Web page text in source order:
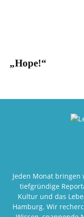
„Hope!“
Jeden Monat
tiefgründige
Kultur und das
Hamburg. Wir